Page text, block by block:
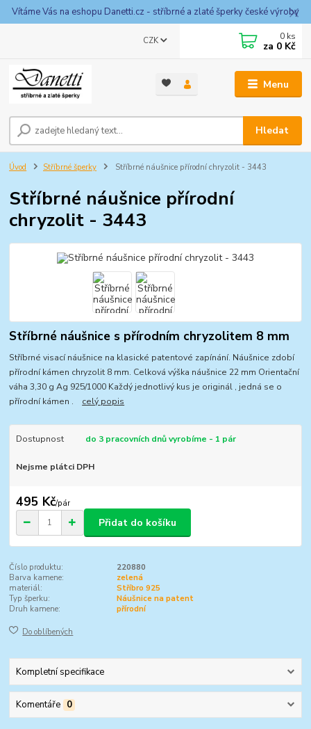
Vítáme Vás na eshopu Danetti.cz - stříbrné a zlaté šperky české výroby
Menu
CZK
Hledat
0 ks
za 0 Kč
Úvod Stříbrné šperky Stříbrné náušnice přírodní chryzolit - 3443
Stříbrné náušnice přírodní
chryzolit - 3443
Stříbrné náušnice s přírodním chryzolitem 8 mm
Stříbrné visací náušnice na klasické patentové zapínání. Náušnice zdobí
přírodní kámen chryzolit 8 mm. Celková výška náušnice 22 mm Orientační
váha 3,30 g Ag 925/1000 Každý jednotlivý kus je originál , jedná se o
přírodní kámen . celý popis
Dostupnost do 3 pracovních dnů vyrobíme - 1 pár
Nejsme plátci DPH
495 Kč/pár
Přidat do košíku
Číslo produktu:
220880
Barva kamene:
zelená
materiál:
Stříbro 925
Typ šperku:
Náušnice na patent
Druh kamene:
přírodní
Do oblíbených
Kompletní specifikace
Komentáře 0